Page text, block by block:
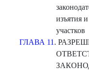
изъятия
участков
ГЛАВА 11 .